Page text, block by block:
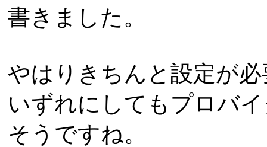
書きました。
やはりきちんと設定が
いずれにしてもプロバ
そうですね。